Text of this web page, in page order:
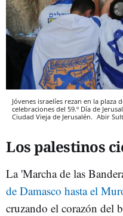
Jóvenes israelíes rezan en la
celebraciones del 59.º Día de
Ciudad Vieja de Jerusalén. Abir
Los palestinos
La 'Marcha de las
de Damasco hasta el
cruzando el corazón del